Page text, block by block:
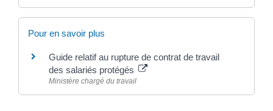
Pour en savoir plus
Guide relatif au rupture de contrat de travail
des salariés protégés
Ministère chargé du travail